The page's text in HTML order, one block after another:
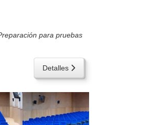
para pruebas
Detalles